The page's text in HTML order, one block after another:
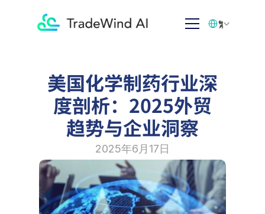
美国化学制药行业深
度剖析：2025外贸
趋势与企业洞察
2025年6月17日
繁体中文